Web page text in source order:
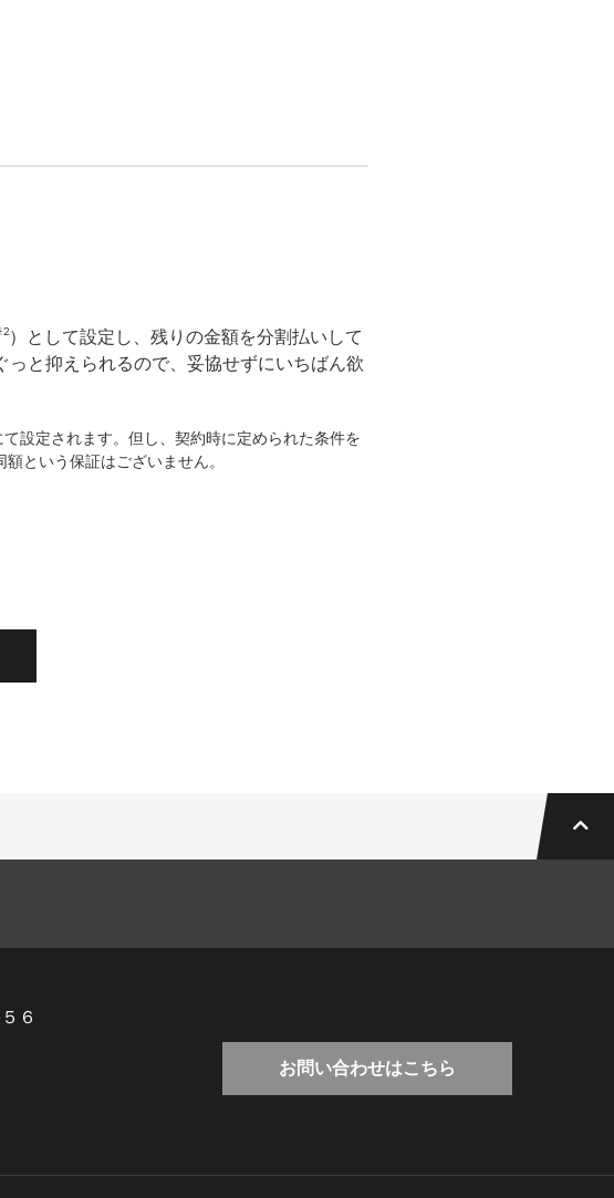
）として設定し、残りの金額を分割払いして
と抑えられるので、妥協せずにいちばん欲
設定されます。但し、契約時に定められた条件を
という保証はございません。
６
お問い合わせはこちら